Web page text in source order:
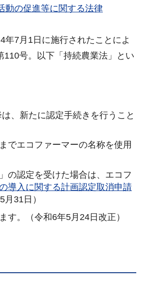
動の促進等に関する法律
年7月1日に施行されたことによ
号。以下「持続農業法」とい
、新たに認定手続きを行うこと
でエコファーマーの名称を使用
の認定を受けた場合は、エコフ
導入に関する計画認定取消申請
31日）
。（令和6年5月24日改正）